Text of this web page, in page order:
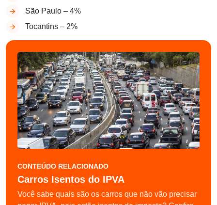
São Paulo – 4%
Tocantins – 2%
CONTEÚDO RELACIONADO
Carros Isentos do IPVA
Você sabe quais são os carros que não vão precisar